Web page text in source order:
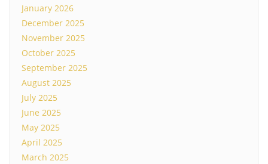
January 2026
December 2025
November 2025
October 2025
September 2025
August 2025
July 2025
June 2025
May 2025
April 2025
March 2025